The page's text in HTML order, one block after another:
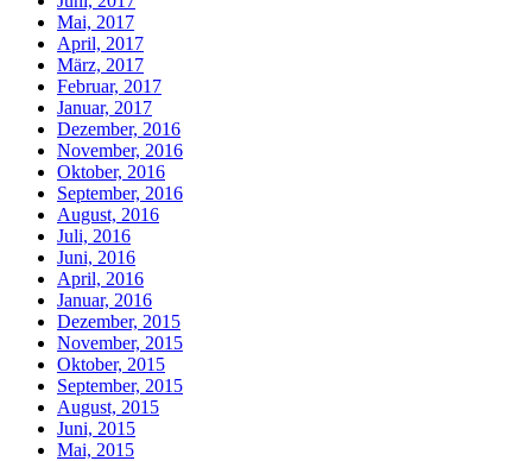
Mai, 2017
April, 2017
März, 2017
Februar, 2017
Januar, 2017
Dezember, 2016
November, 2016
Oktober, 2016
September, 2016
August, 2016
Juli, 2016
Juni, 2016
April, 2016
Januar, 2016
Dezember, 2015
November, 2015
Oktober, 2015
September, 2015
August, 2015
Juni, 2015
Mai, 2015